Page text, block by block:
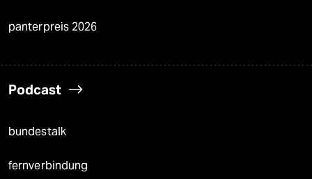
panterpreis 2026
Podcast
bundestalk
fernverbindung